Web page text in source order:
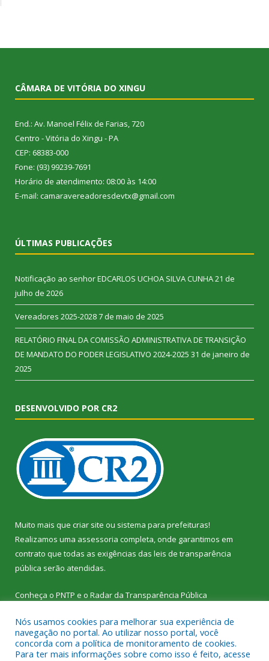
CÂMARA DE VITÓRIA DO XINGU
End.: Av. Manoel Félix de Farias, 720
Centro - Vitória do Xingu - PA
CEP: 68383-000
Fone: (93) 99239-7691
Horário de atendimento: 08:00 às 14:00
E-mail: camaravereadoresdevtx@gmail.com
ÚLTIMAS PUBLICAÇÕES
Notificação ao senhor EDCARLOS UCHOA SILVA CUNHA21 de
julho de 2026
Vereadores 2025-20287 de maio de 2025
RELATÓRIO FINAL DA COMISSÃO ADMINISTRATIVA DE TRANSIÇÃO
DE MANDATO DO PODER LEGISLATIVO 2024-2025 31 de janeiro de
2025
DESENVOLVIDO POR CR2
Muito mais que criar site ou sistema para prefeituras!
Realizamos uma assessoria completa, onde garantimos em
contrato que todas as exigências das leis de transparência
pública serão atendidas.
Conheça o PNTP e o Radar da Transparência Pública
Todos os direitos reservados a Câmara Municipal de Vitória do
Nós usamos cookies para melhorar sua experiência de
navegação no portal. Ao utilizar nosso portal, você
concorda com a política de monitoramento de cookies.
Para ter mais informações sobre como isso é feito, acesse